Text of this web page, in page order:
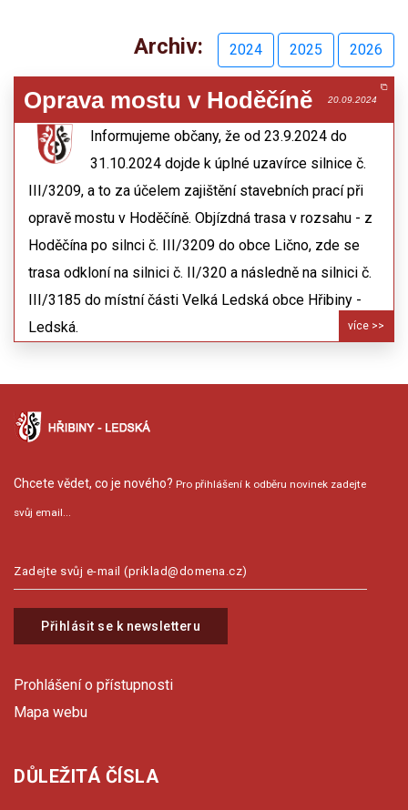
Archiv: 2024 2025 2026
Oprava mostu v Hoděčíně 20.09.2024
Informujeme občany, že od 23.9.2024 do
31.10.2024 dojde k úplné uzavírce silnice č.
III/3209, a to za účelem zajištění stavebních prací při
opravě mostu v Hoděčíně. Objízdná trasa v rozsahu - z
Hoděčína po silnci č. III/3209 do obce Lično, zde se
trasa odkloní na silnici č. II/320 a následně na silnici č.
III/3185 do místní části Velká Ledská obce Hřibiny -
Ledská.
více >>
Chcete vědet, co je nového? Pro přihlášení k odběru novinek zadejte
svůj email...
Přihlásit se k newsletteru
Prohlášení o přístupnosti
Mapa webu
DŮLEŽITÁ ČÍSLA